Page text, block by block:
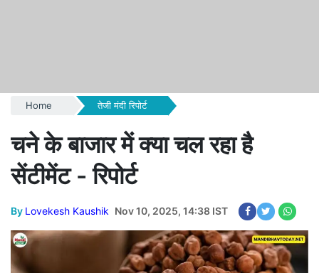
Home तेजी मंदी रिपोर्ट
चने के बाजार में क्या चल रहा है
सेंटीमेंट - रिपोर्ट
By Lovekesh Kaushik Nov 10, 2025, 14:38 IST